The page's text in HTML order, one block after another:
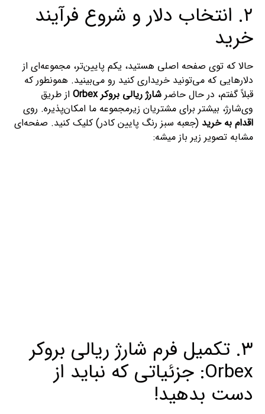
۲. انتخاب دلار و شروع فرآیند
خرید
حالا که توی صفحه اصلی هستید، یکم پایین‌تر، مجموعه‌ای از
دلارهایی که می‌تونید خریداری کنید رو می‌بینید. همونطور که
قبلاً گفتم، در حال حاضر شارژ ریالی بروکر Orbex
از طریق
وی‌شارژ، بیشتر برای مشتریان زیرمجموعه ما امکان‌پذیره. روی
اقدام به خرید (جعبه سبز رنگ پایین کادر) کلیک کنید. صفحه‌ای
مشابه تصویر زیر باز میشه:
۳. تکمیل فرم شارژ ریالی بروکر
Orbex: جزئیاتی که نباید از
دست بدهید!